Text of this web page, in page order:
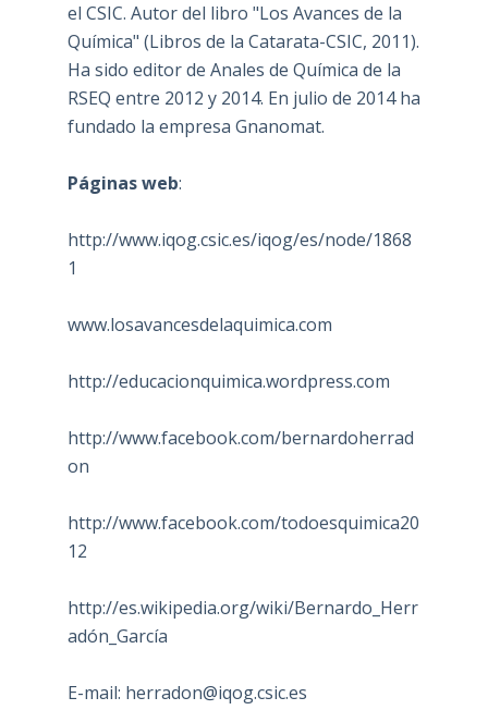
el CSIC. Autor del libro "Los Avances de la
Química" (Libros de la Catarata-CSIC, 2011).
Ha sido editor de Anales de Química de la
RSEQ entre 2012 y 2014. En julio de 2014 ha
fundado la empresa Gnanomat.
Páginas web:
http://www.iqog.csic.es/iqog/es/node/1868
1
www.losavancesdelaquimica.com
http://educacionquimica.wordpress.com
http://www.facebook.com/bernardoherrad
on
http://www.facebook.com/todoesquimica20
12
http://es.wikipedia.org/wiki/Bernardo_Herr
adón_García
E-mail: herradon@iqog.csic.es